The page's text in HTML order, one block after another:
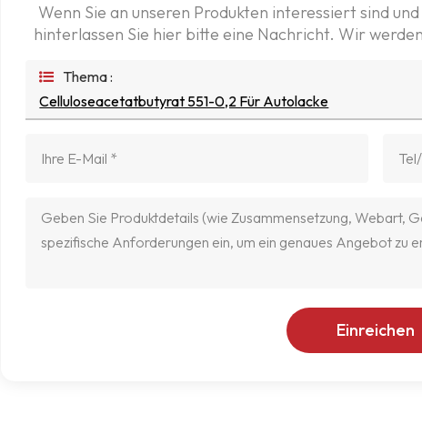
Wenn Sie an unseren Produkten interessiert sind
hinterlassen Sie hier bitte eine Nachricht. Wir
Thema :
Celluloseacetatbutyrat 551-0,2 Für Autolacke
Einreichen